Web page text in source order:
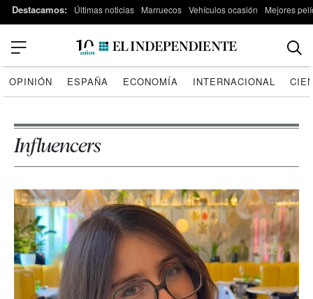
Destacamos: Últimas noticias Marruecos Vehículos ocasión Mejores
OPINIÓN ESPAÑA ECONOMÍA INTERNACIONAL
Influencers